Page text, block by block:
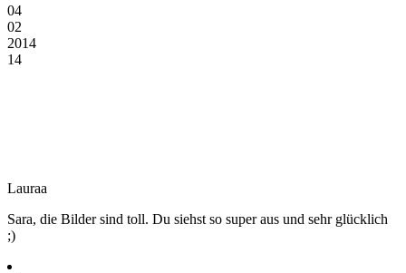
04
02
2014
14
Lauraa
Sara, die Bilder sind toll. Du siehst so super aus und sehr glücklich
;)